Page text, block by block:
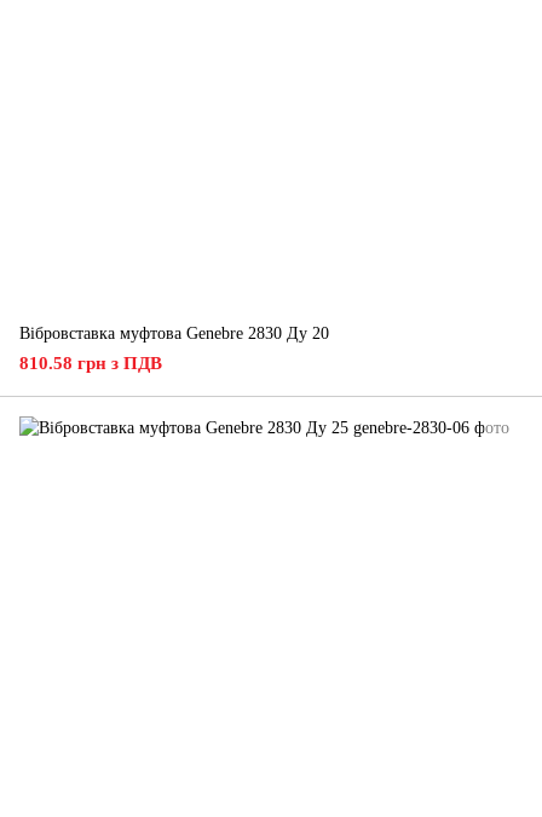
Вібровставка муфтова Genebre 2830 Ду 20
810.58 грн з ПДВ